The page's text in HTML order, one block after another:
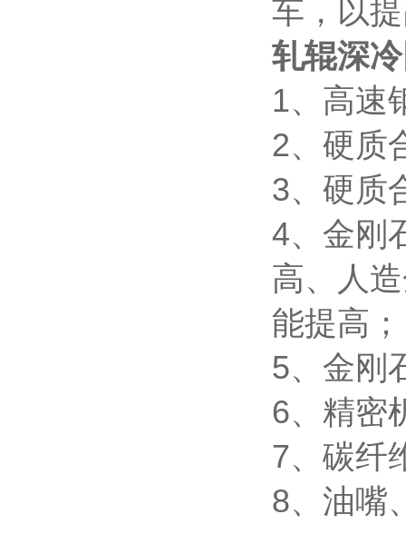
车，以
轧辊深
1、高速
2、硬质
3、硬质
4、金刚
高、人
能提高；
5、金刚
6、精密
7、碳纤
8、油嘴